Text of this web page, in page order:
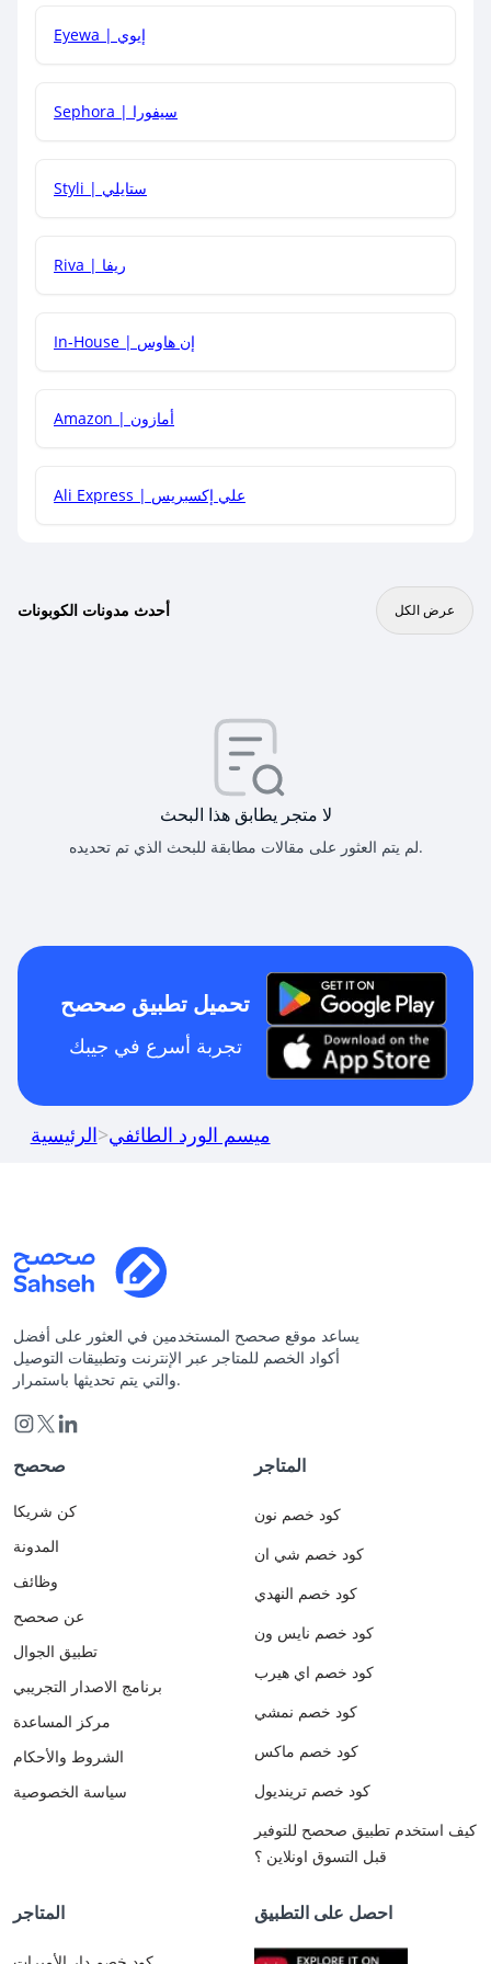
هل يمكنني جمع كود خصم مع العروض الأخرى؟
Eyewa | إيوي
Sephora | سيفورا
Styli | ستايلي
Riva | ريفا
In-House | إن هاوس
Amazon | أمازون
Ali Express | علي إكسبريس
أحدث مدونات الكوبونات عرض الكل
لا متجر يطابق هذا البحث
لم يتم العثور على مقالات مطابقة للبحث الذي تم تحديده.
تحميل تطبيق صحصح
تجربة أسرع في جيبك
الرئيسية>ميسم الورد الطائفي
يساعد موقع صحصح المستخدمين في العثور على أفضل
أكواد الخصم للمتاجر عبر الإنترنت وتطبيقات التوصيل
والتي يتم تحديثها باستمرار.
صحصح
كن شريكا
المدونة
وظائف
عن صحصح
تطبيق الجوال
برنامج الاصدار التجريبي
مركز المساعدة
الشروط والأحكام
سياسة الخصوصية
المتاجر
كود خصم نون
كود خصم شي ان
كود خصم النهدي
كود خصم نايس ون
كود خصم اي هيرب
كود خصم نمشي
كود خصم ماكس
كود خصم ترينديول
كيف استخدم تطبيق صحصح للتوفير
قبل التسوق اونلاين ؟
المتاجر احصل على التطبيق